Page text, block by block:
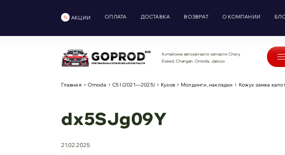
АКЦИИ ОПЛАТА ДОСТАВКА ВОЗВРАТ О КОМПАНИИ
Китайские автозапчасти запчасти Chery,
Exeed, Changan, Omoda, Jaecoo
Главная Omoda С5 I (2021—2025) Кузов Молдинги, накладки Кожух замка
dx5SJg09Y
21.02.2025